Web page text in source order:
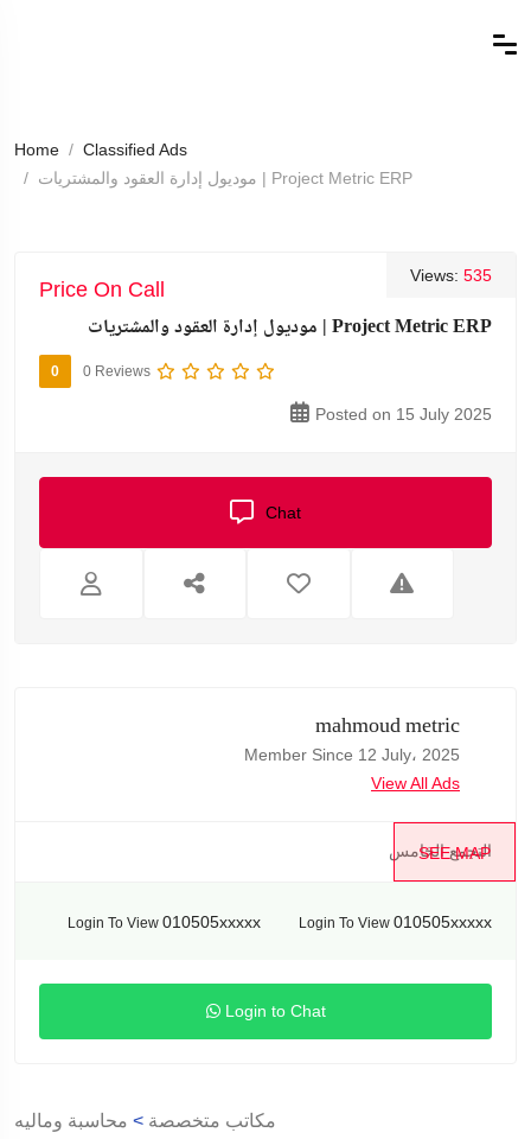
Home
Classified Ads
موديول إدارة العقود والمشتريات | Project Metric ERP
Views: 535
Price On Call
موديول إدارة العقود والمشتريات | Project Metric ERP
0 0 Reviews
Posted on 15 July 2025
Chat
mahmoud metric
Member Since 12 July، 2025
View All Ads
SEE MAP
التجمع الخامس
Login To View 010505xxxxx Login To View 010505xxxxx
Login to Chat
مكاتب متخصصة > محاسبة وماليه